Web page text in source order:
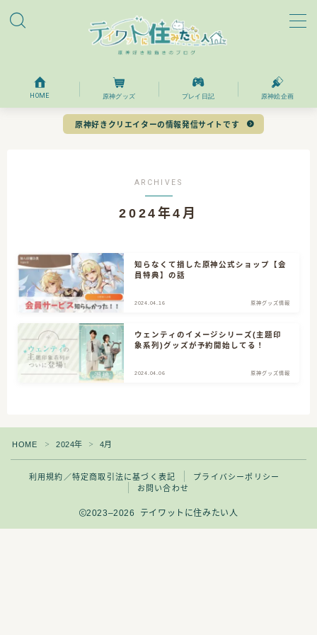
ホーム
プロフィール
目次
CATEGORY
クリエイター志 3
原神全キャラ描くぞ 12
HOME 原神グッズ プレイ日記 原神絵企画
原神好きクリエイターの情報発信サイトです
ARCHIVES
2024年4月
知らなくて損した原神公式ショップ【会
員特典】の話
2024.04.16 原神グッズ情報
ウェンティのイメージシリーズ(主题印
象系列)グッズが予約開始してる！
2024.04.06 原神グッズ情報
HOME ＞ 2024年 ＞ 4月
利用規約／特定商取引法に基づく表記
プライバシーポリシー
お問い合わせ
2023–2026 テイワットに住みたい人